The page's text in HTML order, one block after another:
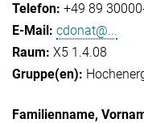
+49 89
cdonat@...
X5 1.4.08